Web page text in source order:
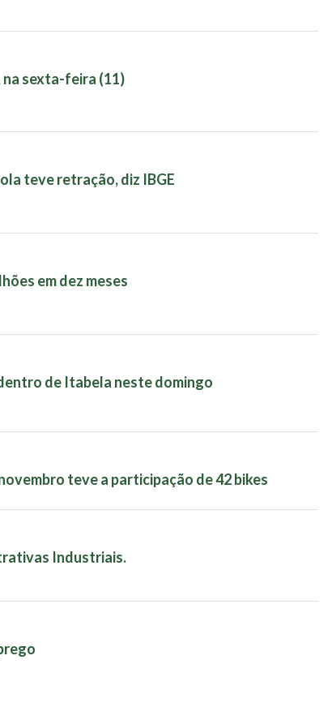
sexta-feira (11)
teve retração, diz IBGE
em dez meses
de Itabela neste domingo
teve a participação de 42 bikes
Industriais.